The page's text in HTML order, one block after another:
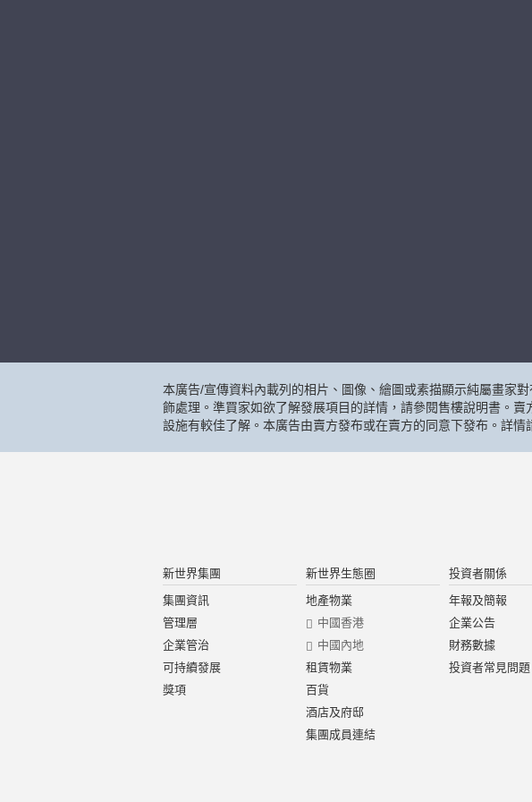
本廣告/宣傳資料內載列的相片、圖像、繪圖或素描顯示純屬畫家
飾處理。準買家如欲了解發展項目的詳情，請參閱售樓說明書。
設施有較佳了解。本廣告由賣方發布或在賣方的同意下發布。詳情
新世界集團
集團資訊
管理層
企業管治
可持續發展
獎項
新世界生態圈
地產物業
中國香港
中國內地
租賃物業
百貨
酒店及府邸
集團成員連結
投資者關係
年報及簡報
企業公告
財務數據
投資者常見問題